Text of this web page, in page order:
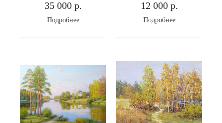
35 000 р.
Подробнее
12 000 р.
Подробнее